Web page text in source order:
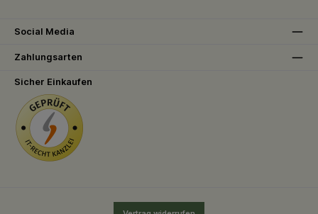
Social Media
Zahlungsarten
Sicher Einkaufen